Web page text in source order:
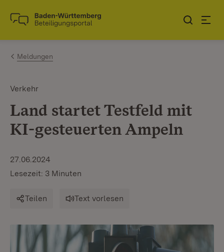
Zum Inhalt springen
Link zur Startseite
Meldungen
Verkehr
Land startet Testfeld mit
KI-gesteuerten Ampeln
27.06.2024
Lesezeit: 3 Minuten
Teilen Text vorlesen